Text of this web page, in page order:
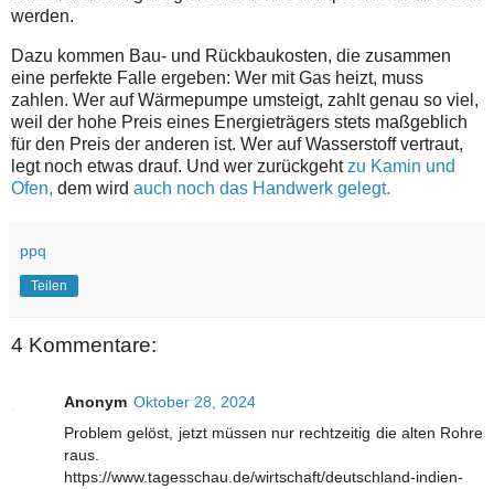
werden.
Dazu kommen Bau- und Rückbaukosten, die zusammen
eine perfekte Falle ergeben: Wer mit Gas heizt, muss
zahlen. Wer auf Wärmepumpe umsteigt, zahlt genau so viel,
weil der hohe Preis eines Energieträgers stets maßgeblich
für den Preis der anderen ist. Wer auf Wasserstoff vertraut,
legt noch etwas drauf. Und wer zurückgehtzu Kamin und
Ofen, dem wird auch noch das Handwerk gelegt.
ppq
Teilen
4 Kommentare:
Anonym Oktober 28, 2024
Problem gelöst, jetzt müssen nur rechtzeitig die alten Rohre
raus.
https://www.tagesschau.de/wirtschaft/deutschland-indien-